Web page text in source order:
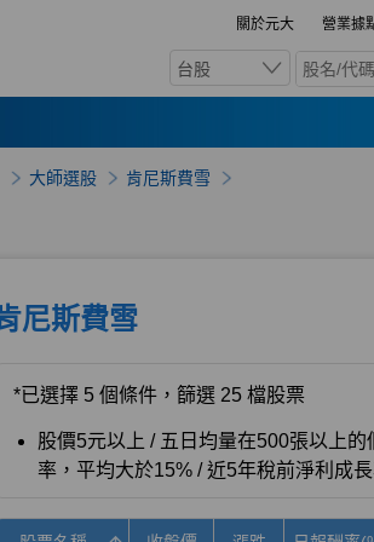
關於元大 營業據
台股
大師選股 肯尼斯費雪